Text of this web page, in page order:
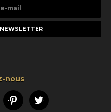
nous
PinterestTwitter